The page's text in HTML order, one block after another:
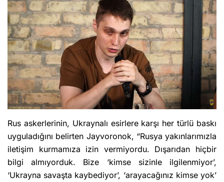
Rus askerlerinin, Ukraynalı esirlere karşı her türlü baskı
uyguladığını belirten Jayvoronok, “Rusya yakınlarımızla
iletişim kurmamıza izin vermiyordu. Dışarıdan hiçbir
bilgi almıyorduk. Bize ‘kimse sizinle ilgilenmiyor’,
‘Ukrayna savaşta kaybediyor’, ‘arayacağınız kimse yok’